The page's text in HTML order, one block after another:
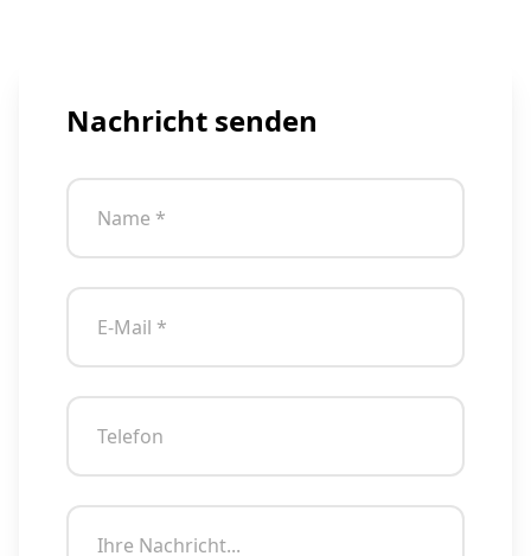
Nachricht senden